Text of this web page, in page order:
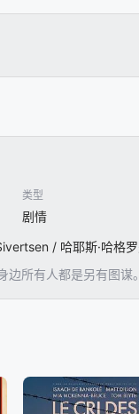
类型
剧情
所有人都是另有图谋。